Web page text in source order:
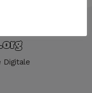
Digitale